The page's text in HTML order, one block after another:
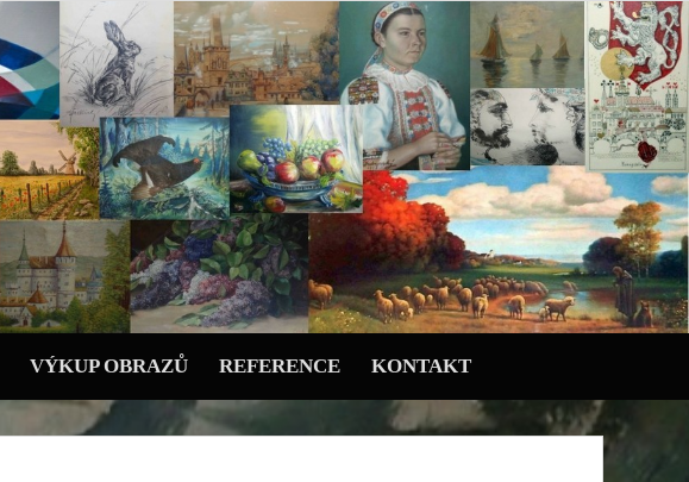
VÝKUP OBRAZŮ REFERENCE KONTAKT